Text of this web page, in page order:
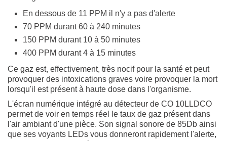
En dessous de 11 PPM il n'y a pas d'alerte
70 PPM durant 60 à 240 minutes
150 PPM durant 10 à 50 minutes
400 PPM durant 4 à 15 minutes
Ce gaz est, effectivement, très nocif pour la santé et peut
provoquer des intoxications graves voire provoquer la mort
lorsqu'il est présent à haute dose dans l'organisme.
L'écran numérique intégré au détecteur de CO 10LLDCO
permet de voir en temps réel le taux de gaz présent dans
l'air ambiant d'une pièce. Son signal sonore de 85Db ainsi
que ses voyants LEDs vous donneront rapidement l'alerte,